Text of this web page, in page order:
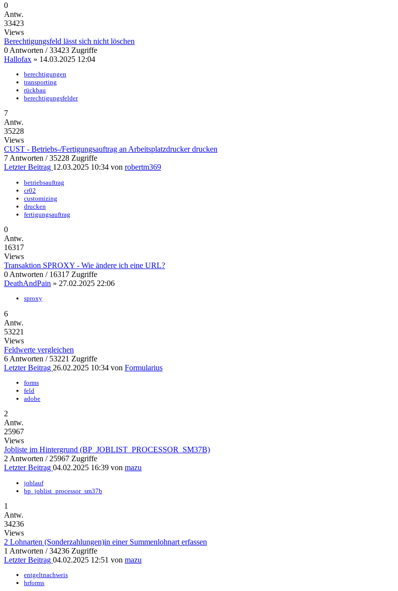
0
Antw.
33423
Views
Berechtigungsfeld lässt sich nicht löschen
0 Antworten / 33423 Zugriffe
Hallofax » 14.03.2025 12:04
berechtigungen
transporting
rückbau
berechtigungsfelder
7
Antw.
35228
Views
CUST - Betriebs-/Fertigungsauftrag an Arbeitsplatzdrucker drucken
7 Antworten / 35228 Zugriffe
Letzter Beitrag 12.03.2025 10:34 von robertm369
betriebsauftrag
cr02
customizing
drucken
fertigungsauftrag
0
Antw.
16317
Views
Transaktion SPROXY - Wie ändere ich eine URL?
0 Antworten / 16317 Zugriffe
DeathAndPain » 27.02.2025 22:06
sproxy
6
Antw.
53221
Views
Feldwerte vergleichen
6 Antworten / 53221 Zugriffe
Letzter Beitrag 26.02.2025 10:34 von Formularius
forms
feld
adobe
2
Antw.
25967
Views
Jobliste im Hintergrund (BP_JOBLIST_PROCESSOR_SM37B)
2 Antworten / 25967 Zugriffe
Letzter Beitrag 04.02.2025 16:39 von mazu
joblauf
bp_joblist_processor_sm37b
1
Antw.
34236
Views
2 Lohnarten (Sonderzahlungen)in einer Summenlohnart erfassen
1 Antworten / 34236 Zugriffe
Letzter Beitrag 04.02.2025 12:51 von mazu
entgeltnachweis
hrforms